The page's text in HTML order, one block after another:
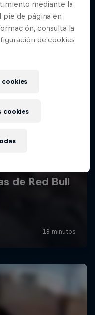
mediante la
pie de página en
consulta la
de cookies
cookies
cookies